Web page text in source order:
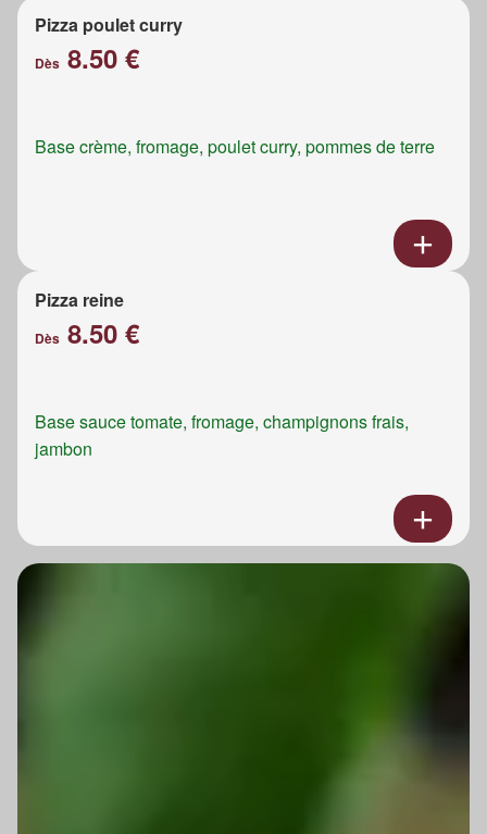
Pizza poulet curry
Dès 8.50 €
Base crème, fromage, poulet curry, pommes de terre
Pizza reine
Dès 8.50 €
Base sauce tomate, fromage, champignons frais,
jambon